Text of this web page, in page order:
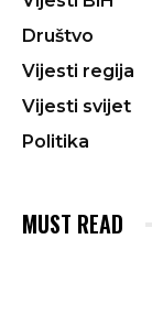
Društvo
Vijesti regija
Vijesti svijet
Politika
MUST READ